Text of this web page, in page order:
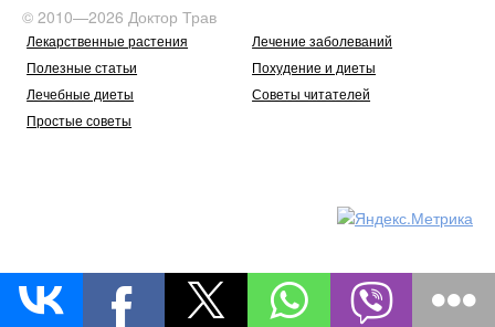
© 2010—2026 Доктор Трав
Лекарственные растения
Лечение заболеваний
Полезные статьи
Похудение и диеты
Лечебные диеты
Советы читателей
Простые советы